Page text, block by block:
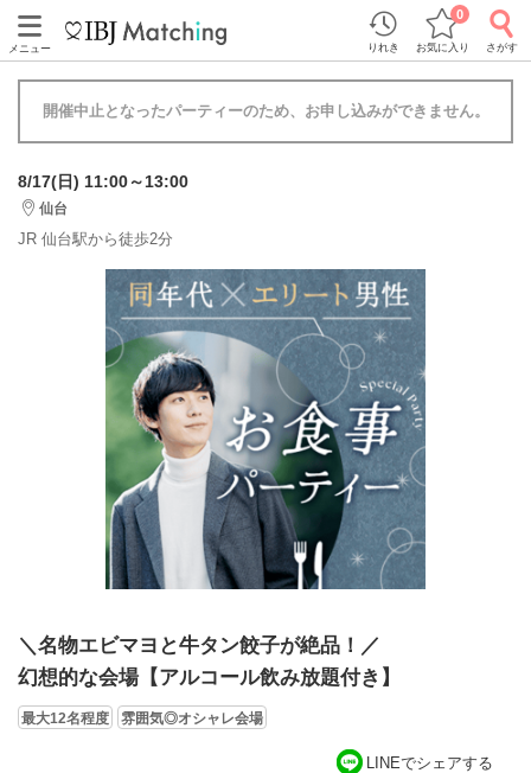
メニュー りれき お気に入り
0
さがす
開催中止となったパーティーのため、お申し込みができません。
8/17(日) 11:00～13:00
仙台
JR 仙台駅から徒歩2分
＼名物エビマヨと牛タン餃子が絶品！／
幻想的な会場【アルコール飲み放題付き】
最大12名程度 雰囲気◎オシャレ会場
LINEでシェアする